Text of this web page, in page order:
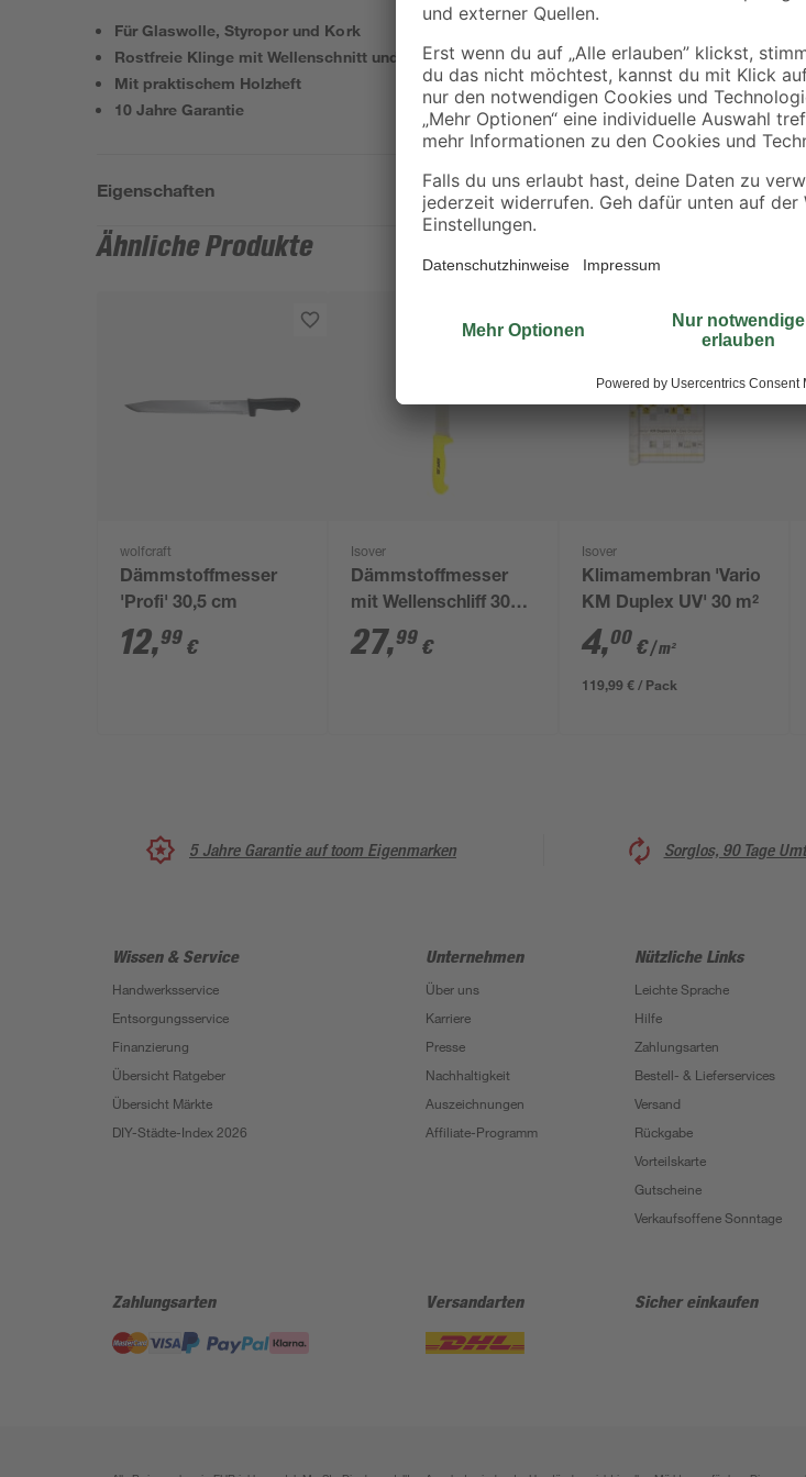
Für Glaswolle, Styropor und Kork
Rostfreie Klinge mit Wellenschnitt und Sägeschliff
Mit praktischem Holzheft
10 Jahre Garantie
Das
Klinge
beim
Eigenschaften
Ähnliche Produkte
wolfcraft
Dämmstoffmesser
'Profi' 30,5 cm
12,99 €
Isover
Dämmstoffmesser
mit Wellenschliff 300
mm
27,99 €
Isover
Klimamembran 'Vario
KM Duplex UV' 30 m²
4,00 €/ m²
119,99 € / Pack
5 Jahre Garantie auf toom Eigenmarken Sorglos, 90 Tage
Wissen & Service
Handwerksservice
Entsorgungsservice
Finanzierung
Übersicht Ratgeber
Übersicht Märkte
DIY-Städte-Index 2026
Unternehmen
Über uns
Karriere
Presse
Nachhaltigkeit
Auszeichnungen
Affiliate-Programm
Nützliche Links
Leichte Sprache
Hilfe
Zahlungsarten
Bestell- & Lieferservices
Versand
Rückgabe
Vorteilskarte
Gutscheine
Verkaufsoffene Sonntage
Zahlungsarten Versandarten Sicher einkaufen